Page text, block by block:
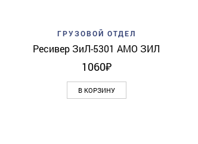
Add to wishlist Quick View
ГРУЗОВОЙ ОТДЕЛ
Ресивер ЗиЛ-5301 АМО ЗИЛ
1060₽
В КОРЗИНУ